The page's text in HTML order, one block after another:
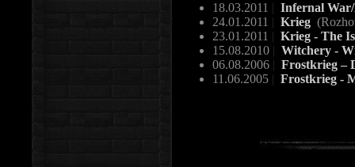
18.03.2011 | Infernal
24.01.2011 | Krieg
23.01.2011 | Krieg - The
15.08.2010 | Witchery -
06.08.2006 | Frostkrieg –
11.06.2005 | Frostkrieg -